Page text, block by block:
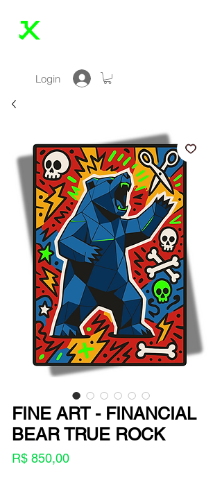
Login
FINE ART - FINANCIAL
BEAR TRUE ROCK
R$ 850,00Preço